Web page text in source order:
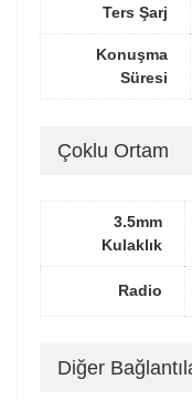
Ters Şarj
Konuşma
Süresi
Çoklu Ortam
3.5mm
Kulaklık
Radio
Diğer